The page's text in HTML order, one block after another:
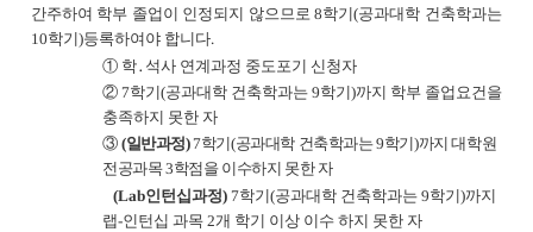
간주하여 학부 졸업이 인정되지 않으므로8학기(공과대학 건축학과는
10학기 )등록하여야 합니다.
① 학․ 석사 연계과정 중도포기 신청자
②7학기(공과대학 건축학과는9학기)까지 학부 졸업요건을
충족하지 못한 자
③(일반과정)7학기(공과대학 건축학과는9학기)까지 대학원
전공과목3학점을 이수하지 못한 자
(Lab인턴십과정)7학기(공과대학 건축학과는9학기)까지
랩-인턴십 과목 2개 학기 이상 이수 하지 못한 자